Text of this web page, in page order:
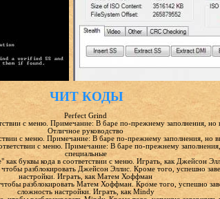
ЧИТ КОДЫ
Perfect Grind
с меню. Примечание: В баре по-прежнему заполнения, но
Отличное руководство
с меню. Примечание: В баре по-прежнему заполнения, но
с меню. Примечание: В баре по-прежнему
специальные
как буквы кода в соответствии с меню. Играть, как Джейсон
разблокировать Джейсон Эллис. Кроме того, успешно
настройки. Играть, как Матем Хоффман
разблокировать Матем Хоффман. Кроме того, успешно
сложность настройки. Играть, как Mindy